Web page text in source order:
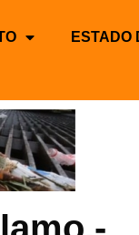
ESTADO